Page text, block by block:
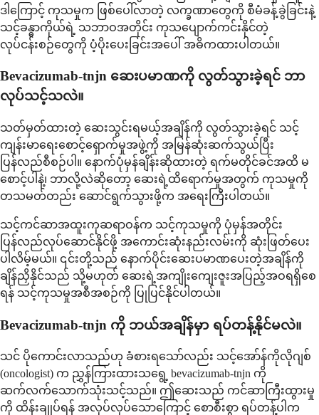
ဒါကြောင့် ကုသမှုက ဖြစ်ပေါ်လာတဲ့ လက္ခဏာတွေကို စီမံခန့်ခွဲခြင်းနဲ့
သင့်ခန္ဓာကိုယ်ရဲ့ သဘာဝအတိုင်း ကုသပျောက်ကင်းနိုင်တဲ့
လုပ်ငန်းစဉ်တွေကို ပံ့ပိုးပေးခြင်းအပေါ် အဓိကထားပါတယ်။
Bevacizumab-tnjn ဆေးပမာဏကို လွတ်သွားခဲ့ရင် ဘာ
လုပ်သင့်သလဲ။
သတ်မှတ်ထားတဲ့ ဆေးသွင်းရမယ့်အချိန်ကို လွတ်သွားခဲ့ရင် သင့်
ကျန်းမာရေးစောင့်ရှောက်မှုအဖွဲ့ကို အမြန်ဆုံးဆက်သွယ်ပြီး
ပြန်လည်စီစဉ်ပါ။ နောက်ပုံမှန်ချိန်းဆိုထားတဲ့ ရက်မတိုင်ခင်အထိ မ
စောင့်ပါနဲ့၊ ဘာလို့လဲဆိုတော့ ဆေးရဲ့ထိရောက်မှုအတွက် ကုသမှုကို
တသမတ်တည်း ဆောင်ရွက်သွားဖို့က အရေးကြီးပါတယ်။
သင့်ကင်ဆာအထူးကုဆရာဝန်က သင့်ကုသမှုကို ပုံမှန်အတိုင်း
ပြန်လည်လုပ်ဆောင်နိုင်ဖို့ အကောင်းဆုံးနည်းလမ်းကို ဆုံးဖြတ်ပေး
ပါလိမ့်မယ်။ ၎င်းတို့သည် နောက်ပိုင်းဆေးပမာဏပေးတဲ့အချိန်ကို
ချိန်ညှိနိုင်သည် သို့မဟုတ် ဆေးရဲ့အကျိုးကျေးဇူးအပြည့်အဝရရှိစေ
ရန် သင့်ကုသမှုအစီအစဉ်ကို ပြုပြင်နိုင်ပါတယ်။
Bevacizumab-tnjn ကို ဘယ်အချိန်မှာ ရပ်တန့်နိုင်မလဲ။
သင် ပိုကောင်းလာသည်ဟု ခံစားရသော်လည်း သင့်အော်န်ကိုလိုဂျစ်
(oncologist) က ညွှန်ကြားထားသရွေ့ bevacizumab-tnjn ကို
ဆက်လက်သောက်သုံးသင့်သည်။ ဤဆေးသည် ကင်ဆာကြီးထွားမှု
ကို ထိန်းချုပ်ရန် အလုပ်လုပ်သောကြောင့် စောစီးစွာ ရပ်တန့်ပါက